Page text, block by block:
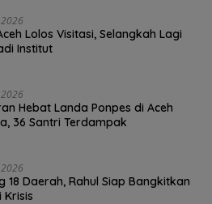
Lolos Visitasi, Selangkah Lagi
Institut
Hebat Landa Ponpes di Aceh
36 Santri Terdampak
18 Daerah, Rahul Siap Bangkitkan
Krisis